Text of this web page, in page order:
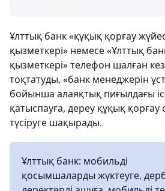
Ұлттық банк «құқық қорғау
қызметкері» немесе «Ұлттық
қызметкері» телефон шалған
тоқтатуды, «банк менеджерін
бойынша алаяқтық пиғылдағы
қатыспауға, дереу құқық
түсіруге шақырады.
Ұлттық банк: мобильді
қосымшаларды жүктеуге,